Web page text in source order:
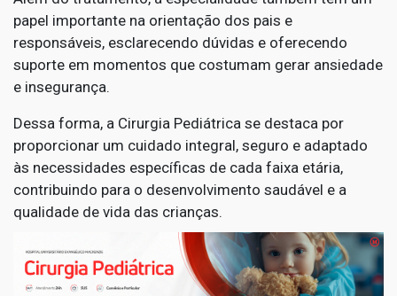
papel importante na orientação dos pais e
responsáveis, esclarecendo dúvidas e oferecendo
suporte em momentos que costumam gerar ansiedade
e insegurança.
Dessa forma, a Cirurgia Pediátrica se destaca por
proporcionar um cuidado integral, seguro e adaptado
às necessidades específicas de cada faixa etária,
contribuindo para o desenvolvimento saudável e a
qualidade de vida das crianças.